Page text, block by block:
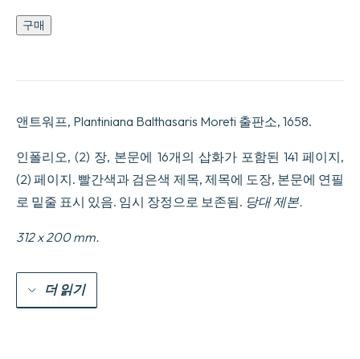
Lilium
Francicum,
illustratum.
량
구매
앤트워프, Plantiniana Balthasaris Moreti 출판소, 1658.
인폴리오, (2) 장, 본문에 16개의 삽화가 포함된 141 페이지,
(2) 페이지. 빨간색과 검은색 제목, 제목에 도장, 본문에 연필
로 밑줄 표시 있음. 임시 장정으로 보존됨. 당대 제본.
312 x 200 mm.
더 읽기